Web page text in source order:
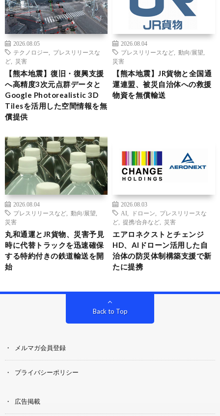
2026.08.05
テクノロジー
プレスリリースな
ど
災害
【熊本地震】復旧・復興支援
へ高精度3次元点群データと
Google Photorealistic 3D
Tilesを活用した空間情報を無
償提供
2026.08.04
プレスリリースなど
動向/展望
災害
【熊本地震】JR貨物と全国通
運連盟、被災自治体への救援
物資を無償輸送
2026.08.04
プレスリリースなど
動向/展望
災害
丸和通運とJR貨物、災害予見
時に代替トラックを迅速確保
する特約付きの鉄道輸送を開
始
2026.08.03
AI
ドローン
プレスリリースな
ど
提携/合弁など 災害
エアロネクストとチェンジ
HD、AIドローン活用した自
治体の防災体制構築支援で新
たに提携
Back to Top
メルマガ会員登録
プライバシーポリシー
広告掲載